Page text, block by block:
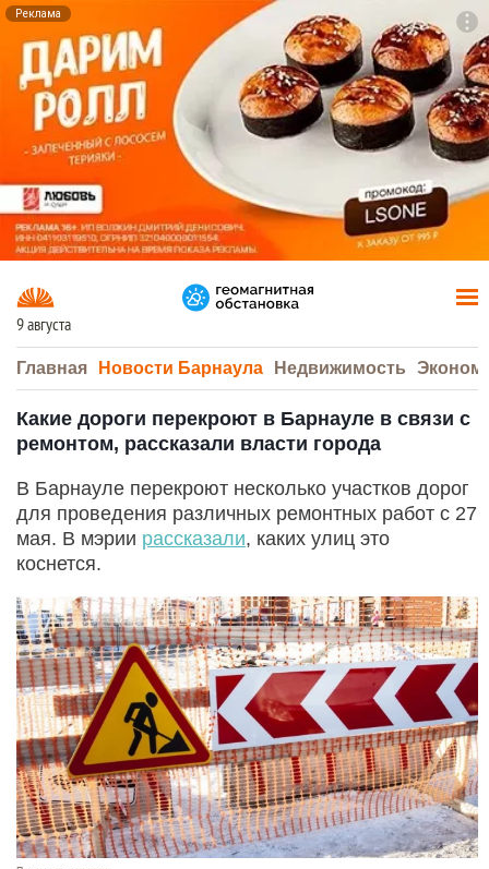
Реклама
9 августа
Главная Новости Барнаула Недвижимость
Какие дороги перекроют в Барнауле в связи с
ремонтом, рассказали власти города
В Барнауле перекроют несколько участков дорог
для проведения различных ремонтных работ с 27
мая. В мэрии рассказали, каких улиц это
коснется.